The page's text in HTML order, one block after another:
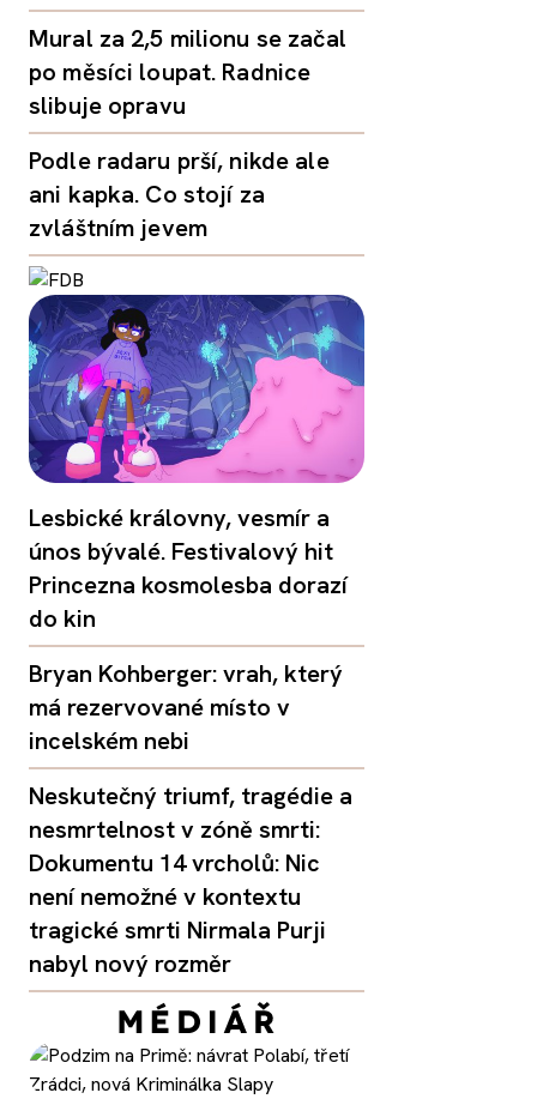
Mural za 2,5 milionu se začal
po měsíci loupat. Radnice
slibuje opravu
Podle radaru prší, nikde ale
ani kapka. Co stojí za
zvláštním jevem
Lesbické královny, vesmír a
únos bývalé. Festivalový hit
Princezna kosmolesba dorazí
do kin
Bryan Kohberger: vrah, který
má rezervované místo v
incelském nebi
Neskutečný triumf, tragédie a
nesmrtelnost v zóně smrti:
Dokumentu 14 vrcholů: Nic
není nemožné v kontextu
tragické smrti Nirmala Purji
nabyl nový rozměr